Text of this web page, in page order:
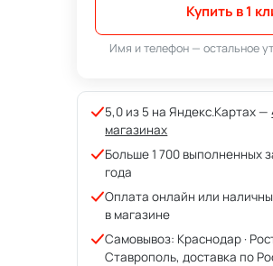
Купить в 1
Имя и телефон — остальное
5,0 из 5 на Яндекс.Картах —
магазинах
Больше 1 700 выполненных
года
Оплата онлайн или
в магазине
Самовывоз: Краснодар ·
Ставрополь, доставка по